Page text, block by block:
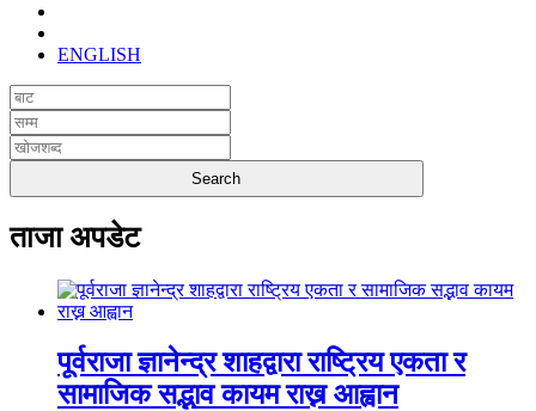
ENGLISH
ताजा अपडेट
पूर्वराजा ज्ञानेन्द्र शाहद्वारा राष्ट्रिय एकता र
सामाजिक सद्भाव कायम राख्न आह्वान